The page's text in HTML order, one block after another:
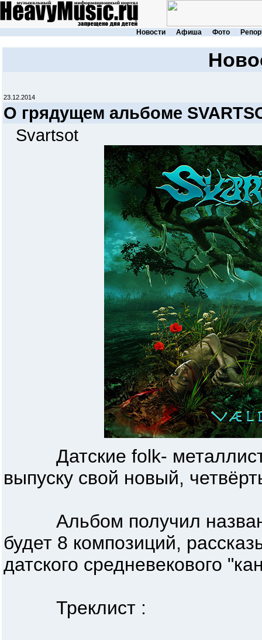
Новости Афиша Фото
23.12.2014
О грядущем альбоме
Svartsot
Датские folk- металлисты
выпуску свой новый,
Альбом получил
будет 8 композиций,
датского средневекового
Треклист :